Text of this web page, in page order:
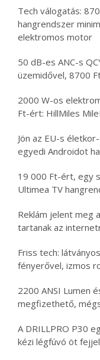
Tech válogatás:
hangrendszer
elektromos motor
50 dB-es ANC-s
üzemidővel, 8700
2000 W-os
Ft-ért: HillMiles
Jön az EU-s
egyedi Androidot
19 000 Ft-ért, egy
Ultimea TV
Reklám jelent meg
tartanak az
Friss tech:
fényerővel, izmos
2200 ANSI Lumen
megfizethető,
A DRILLPRO P30
kézi légfúvó öt fejjel